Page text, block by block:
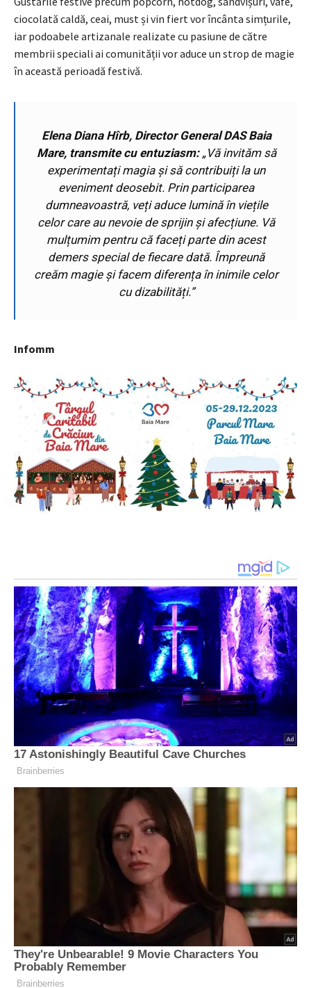
ciocolată caldă, ceai, must și vin fiert vor încânta simțurile,
iar podoabele artizanale realizate cu pasiune de către
membrii speciali ai comunității vor aduce un strop de magie
în această perioadă festivă.
Elena Diana Hîrb, Director General DAS Baia
Mare, transmite cu entuziasm:„Vă invităm să
experimentați magia și să contribuiți la un
eveniment deosebit. Prin participarea
dumneavoastră, veți aduce lumină în viețile
celor care au nevoie de sprijin și afecțiune. Vă
mulțumim pentru că faceți parte din acest
demers special de fiecare dată. Împreună
creăm magie și facem diferența în inimile celor
cu dizabilități.”
Infomm